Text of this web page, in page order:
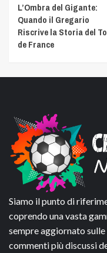
L’Ombra del Gigante:
Quando il Gregario
Riscrive la Storia del
de France
Siamo il punto di
coprendo una vasta
sempre aggiornato
commenti più discussi